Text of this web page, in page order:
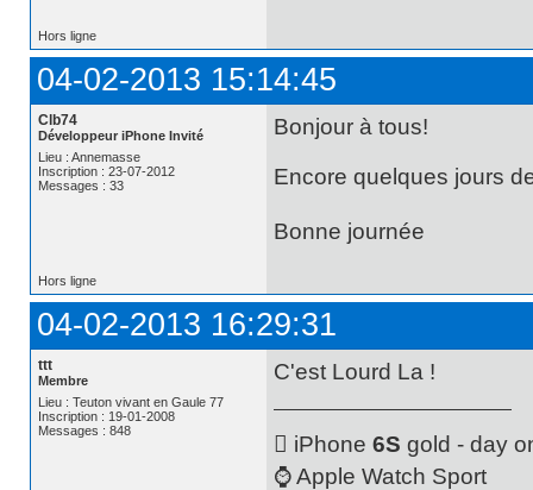
Hors ligne
04-02-2013 15:14:45
Clb74
Développeur iPhone Invité
Lieu : Annemasse
Inscription : 23-07-2012
Messages : 33
Bonjour à tous!
Encore quelques jours
Bonne journée
Hors ligne
04-02-2013 16:29:31
ttt
Membre
Lieu : Teuton vivant en Gaule 77
Inscription : 19-01-2008
Messages : 848
C'est Lourd La !
 iPhone 6S gold - day
⌚️ Apple Watch Sport